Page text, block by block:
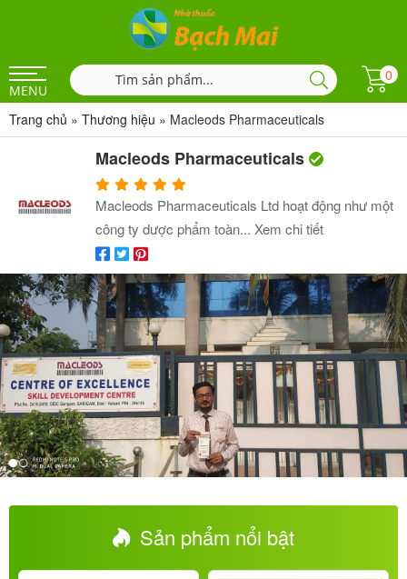
MENU
0
Trang chủ » Thương hiệu » Macleods Pharmaceuticals
Macleods Pharmaceuticals
Macleods Pharmaceuticals Ltd hoạt động như một
công ty dược phẩm toàn... Xem chi tiết
Sản phẩm nổi bật